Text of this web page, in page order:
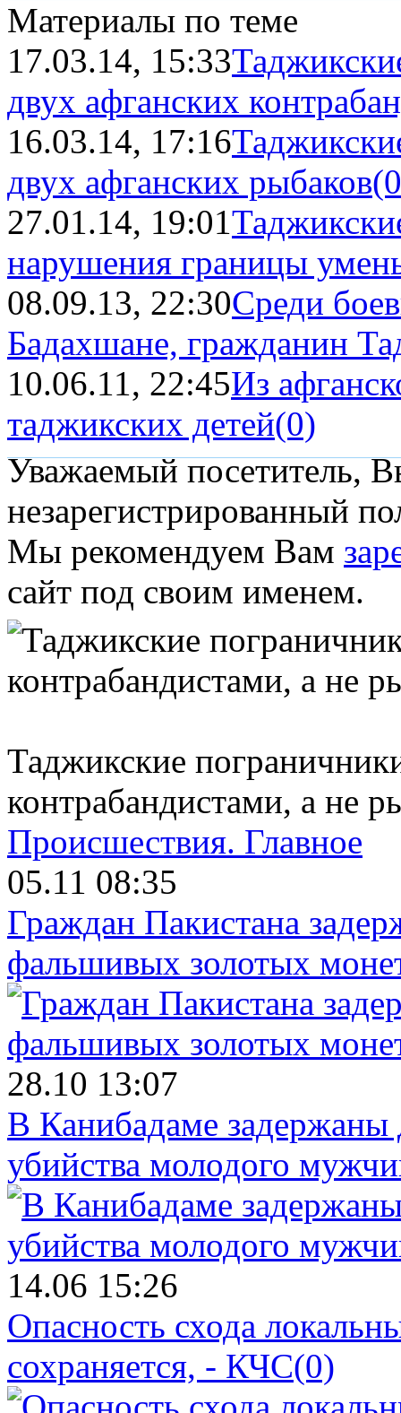
Материалы по теме
17.03.14, 15:33
двух афганских
16.03.14, 17:16
двух афганских рыбаков
27.01.14, 19:01
нарушения границы
08.09.13, 22:30Среди
Бадахшане, гражданин
10.06.11, 22:45Из
таджикских детей(0)
Уважаемый посетитель,
незарегистрированный
Мы рекомендуем Вам
сайт под своим именем.
Таджикские
контрабандистами, а не
Происшествия. Главное
05.11 08:35
Граждан Пакистана
фальшивых золотых
28.10 13:07
В Канибадаме задержаны
убийства молодого
14.06 15:26
Опасность схода
сохраняется, - КЧС(0)